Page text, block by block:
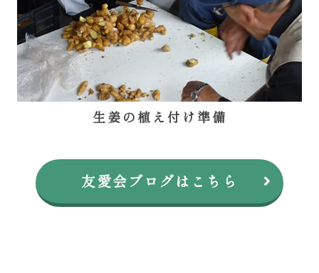
生姜の植え付け準備
友愛会ブログはこちら